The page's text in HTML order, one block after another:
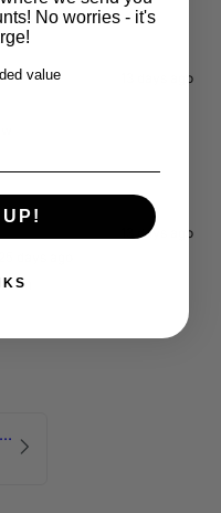
13 days ago
13 days ago
HPerformance Sommerfest 2026
No worries - it's
value